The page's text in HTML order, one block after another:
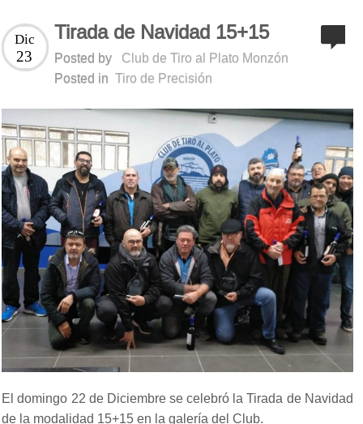
Tirada de Navidad 15+15
Dic
23 Posted by
Club de Tiro al Plato Monzón
Posted in Tiro de Precisión
El domingo 22 de Diciembre se celebró la Tirada de Navidad
de la modalidad 15+15 en la galería del Club.